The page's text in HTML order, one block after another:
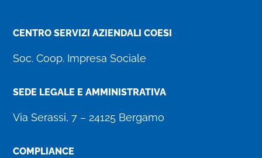
CENTRO SERVIZI AZIENDALI COESI
Soc. Coop. Impresa Sociale
SEDE LEGALE E AMMINISTRATIVA
Via Serassi, 7 – 24125 Bergamo
COMPLIANCE